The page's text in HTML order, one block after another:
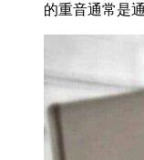
的重音通常是